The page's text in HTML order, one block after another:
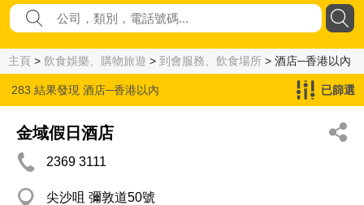
主頁 > 飲食娛樂、購物旅遊 > 到會服務、飲食場所 > 酒店─香港以內
283 結果發現 酒店─香港以內 已篩選
金域假日酒店
2369 3111
尖沙咀 彌敦道50號